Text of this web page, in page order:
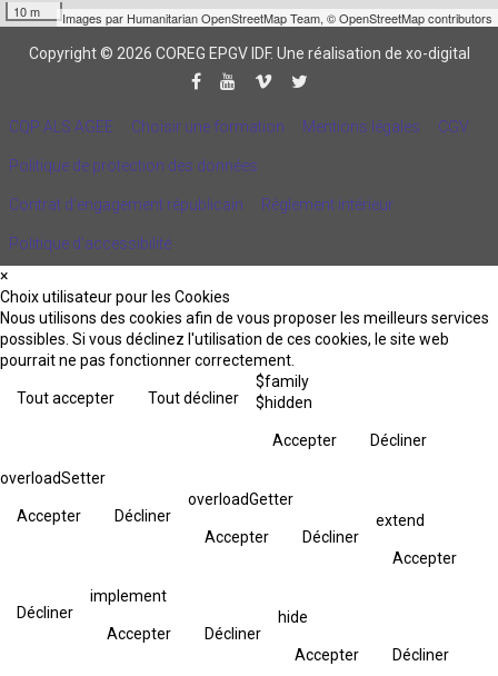
10 m Images par Humanitarian OpenStreetMap Team, © OpenStreetMap contributors
Copyright © 2026 COREG EPGV IDF. Une réalisation de xo-digital
CQP ALS AGEE Choisir une formation Mentions légales CGV
Politique de protection des données
Contrat d'engagement républicain Règlement intérieur
Politique d’accessibilité
×
Choix utilisateur pour les Cookies
Nous utilisons des cookies afin de vous proposer les meilleurs services
possibles. Si vous déclinez l'utilisation de ces cookies, le site web
pourrait ne pas fonctionner correctement.
Tout accepter Tout décliner
$family
$hidden
Accepter Décliner
overloadSetter
Accepter Décliner
overloadGetter
Accepter Décliner
extend
Accepter
Décliner
implement
Accepter Décliner
hide
Accepter Décliner